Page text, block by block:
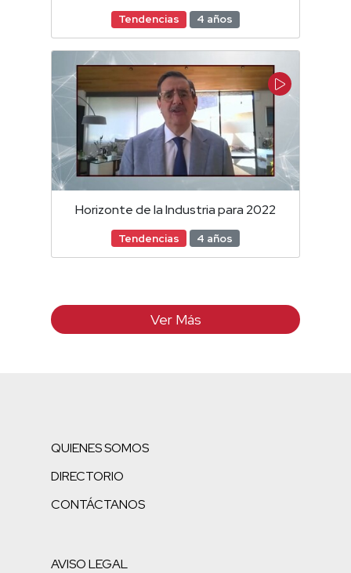
Tendencias 4 años
Horizonte de la Industria para 2022
Tendencias 4 años
Ver Más
QUIENES SOMOS
DIRECTORIO
CONTÁCTANOS
AVISO LEGAL